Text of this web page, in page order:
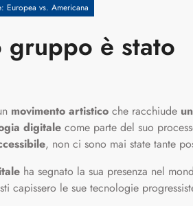
Europea vs. Americana
gruppo è stato
movimento artistico che racchiude
digitale come parte del suo
, non ci sono mai state tante
ha segnato la sua presenza nel
capissero le sue tecnologie